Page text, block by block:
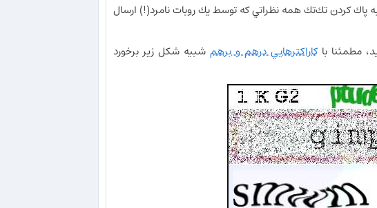
پاك كردن تك‌تك همه نظراتي كه توسط يك روبات نامرد(!) ارسال
مطمئنا باكاراكترهايي درهم و برهمشبيه شكل زير برخورد